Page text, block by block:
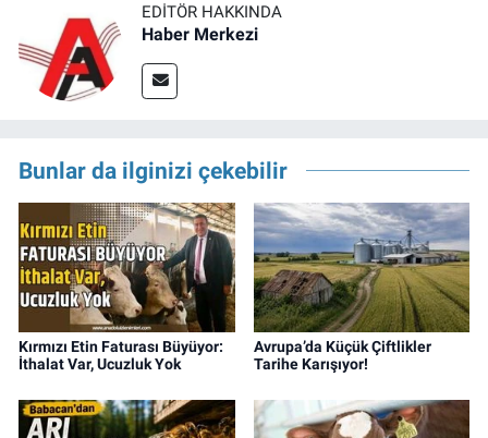
EDITÖR HAKKINDA
Haber Merkezi
Bunlar da ilginizi çekebilir
Kırmızı Etin Faturası Büyüyor:
İthalat Var, Ucuzluk Yok
Avrupa’da Küçük Çiftlikler
Tarihe Karışıyor!